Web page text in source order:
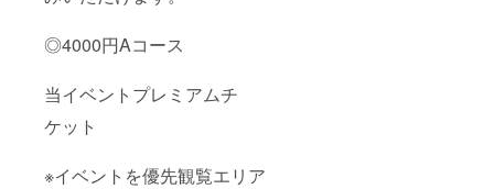
◎4000円Aコース
当イベントプレミアムチ
ケット
※イベントを優先観覧エリア